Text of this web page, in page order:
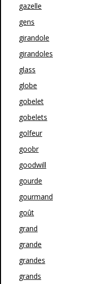
gazelle
gens
girandole
girandoles
glass
globe
gobelet
gobelets
golfeur
goobr
goodwill
gourde
gourmand
goût
grand
grande
grandes
grands